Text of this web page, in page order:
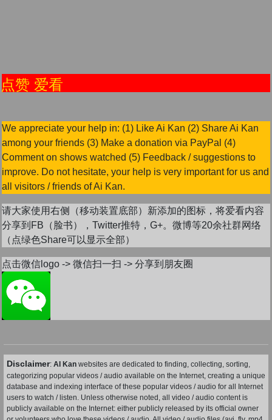
爱看
We appreciate your help in: (1) Like Ai Kan (2) Share Ai Kan
among your friends (3) Make a donation via PayPal (4)
Comment on shows watched (5) Feedback / suggestions to
improve. Do not hesitate, your help is very important for us and
all visitors / friends of Ai Kan.
请大家使用右侧（移动装置底部）新添加的图标，将爱看内容
分享到FB（脸书），Twitter推特，G+。微博等20余社群网络
（点绿色Share可以显示全部）
点击微信logo -> 微信扫一扫 -> 分享到朋友圈
Disclaimer: AI Kan websites are dedicated to finding, collecting, sorting,
categorizing popular videos / audio available on the Internet, creating a unique
database and indexing interface of these popular videos / audio for all Internet
users to watch / listen. Unless otherwise noted, all video / audio content is
publicly available on the Internet: either publicly released by its official owner